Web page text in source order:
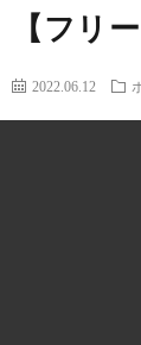
【フリ
2022.06.12